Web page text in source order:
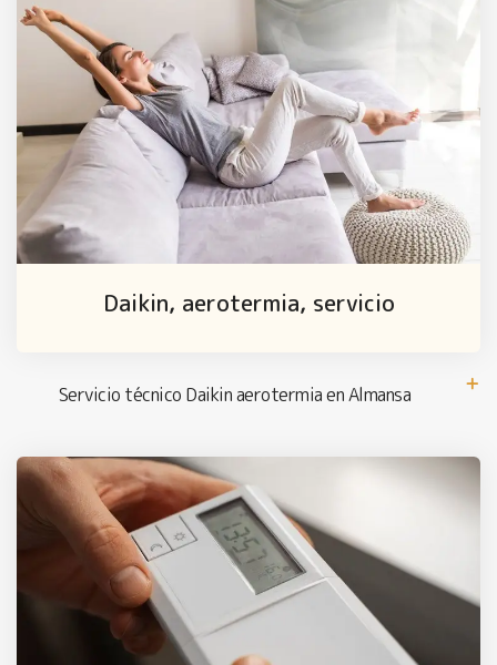
Daikin, aerotermia, servicio
Servicio técnico Daikin aerotermia en Almansa